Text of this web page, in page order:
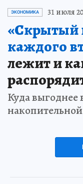
ЭКОНОМИКА 31 июля
«Скрытый
каждого
лежит и
Куда выгоднее